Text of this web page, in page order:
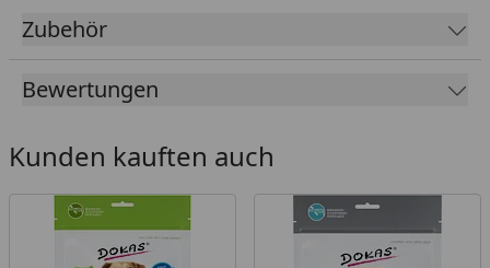
Als Belohnung zwischen den üblichen Mahlzeiten.
Trinkwasser bereitstellen. Nach Anbruch bitte kühl
Inhalt bald verfüttern. Der im Beutel befindliche
nicht zum Verzehr geeignet. Den Snack unter
Aufsicht füttern.
Zubehör
Bewertungen
Kunden kauften auch